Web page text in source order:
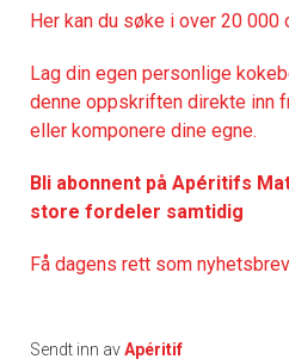
Her kan du søke i over 20
Lag din egen personlige
denne oppskriften direkte inn
eller komponere dine egne.
Bli abonnent på Apéritifs
store fordeler samtidig
Få dagens rett som nyhetsbrev
Sendt inn avApéritif